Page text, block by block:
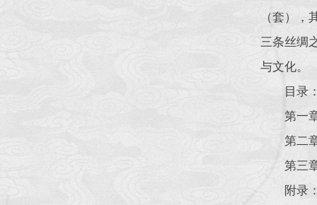
（套）
三条丝绸
与文化。
目录
第一
第二
第三
附录